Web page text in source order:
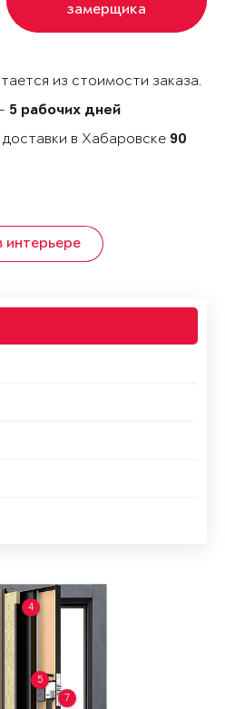
замерщика
из стоимости заказа.
5 рабочих дней
в Хабаровске 90
интерьере
4
5
7